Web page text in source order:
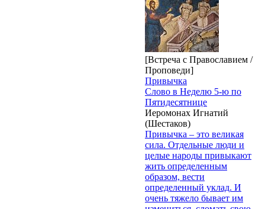
[Встреча с Православием /
Проповеди]
Привычка
Слово в Неделю 5-ю по
Пятидесятнице
Иеромонах Игнатий
(Шестаков)
Привычка – это великая
сила. Отдельные люди и
целые народы привыкают
жить определенным
образом, вести
определенный уклад. И
очень тяжело бывает им